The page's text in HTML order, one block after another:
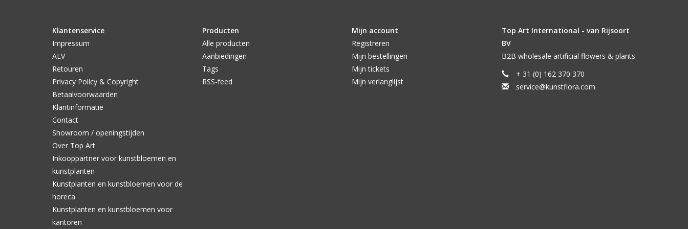
Klantenservice
Impressum
ALV
Retouren
Privacy Policy & Copyright
Betaalvoorwaarden
Klantinformatie
Contact
Showroom / openingstijden
Over Top Art
Inkooppartner voor kunstbloemen en
kunstplanten
Kunstplanten en kunstbloemen voor de
horeca
Kunstplanten en kunstbloemen voor
kantoren
Producten
Alle producten
Aanbiedingen
Tags
RSS-feed
Mijn account
Registreren
Mijn bestellingen
Mijn tickets
Mijn verlanglijst
Top Art International - van Rijsoort
BV
B2B wholesale artificial flowers & plants
+ 31 (0) 162 370 370
service@kunstflora.com